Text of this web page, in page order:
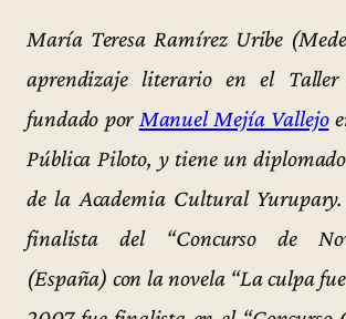
María Teresa Ramírez Uribe
aprendizaje literario en el Taller
fundado por Manuel Mejía Vallejo
Pública Piloto, y tiene un
de la Academia Cultural
finalista del “Concurso de
(España) con la novela “La culpa